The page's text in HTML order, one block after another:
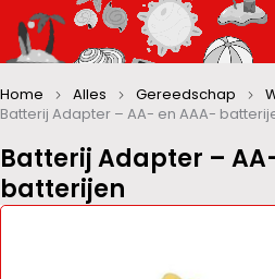
Batterij Adapter –
batterijen
Home Alles Gereedschap
Batterij Adapter – AA- en AAA-